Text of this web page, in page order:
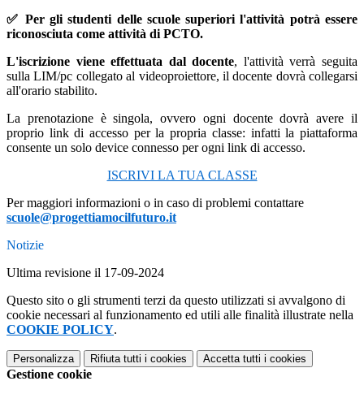
✅ Per gli studenti delle scuole superiori l'attività potrà essere
riconosciuta come attività di PCTO.
L'iscrizione viene effettuata dal docente, l'attività verrà seguita
sulla LIM/pc collegato al videoproiettore, il docente dovrà collegarsi
all'orario stabilito.
La prenotazione è singola, ovvero ogni docente dovrà avere il
proprio link di accesso per la propria classe: infatti la piattaforma
consente un solo device connesso per ogni link di accesso.
ISCRIVI LA TUA CLASSE
Per maggiori informazioni o in caso di problemi contattare
scuole@progettiamocilfuturo.it
Notizie
Ultima revisione il 17-09-2024
Questo sito o gli strumenti terzi da questo utilizzati si avvalgono di
cookie necessari al funzionamento ed utili alle finalità illustrate nella
COOKIE POLICY.
Personalizza Rifiuta tutti i cookies Accetta tutti i cookies
Gestione cookie